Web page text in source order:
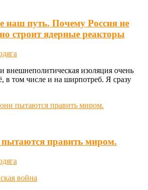
путь. Почему Россия не
строит ядерные реакторы
внешнеполитическая изоляция очень
в том числе и на ширпотреб. Я сразу
править миром.